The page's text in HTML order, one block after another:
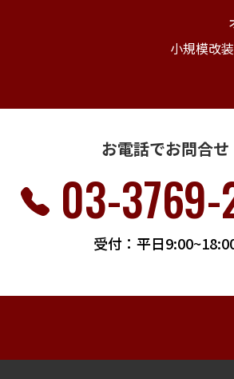
小規模改
お電話でお問合せ
03-
受付：平日